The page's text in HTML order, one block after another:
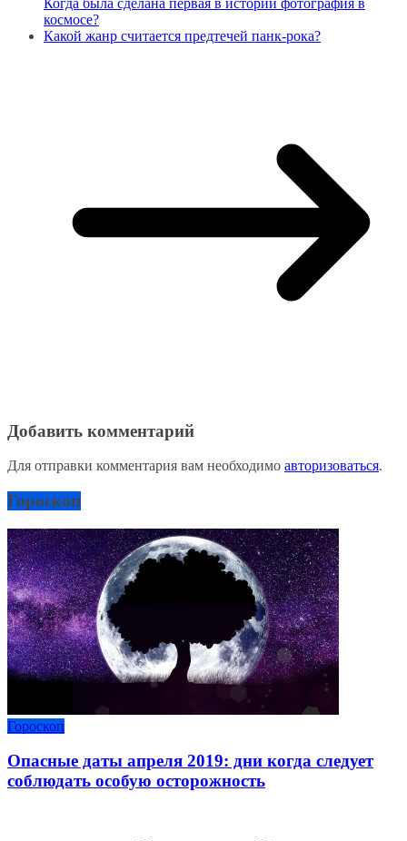
космосе?
Какой жанр считается предтечей панк-рока?
Добавить комментарий
Для отправки комментария вам необходимо авторизоваться.
Гороскоп
Гороскоп
Опасные даты апреля 2019: дни когда следует
соблюдать особую осторожность